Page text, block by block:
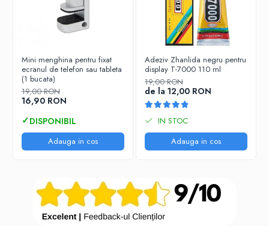
Mini menghina pentru fixat
ecranul de telefon sau tableta
(1 bucata)
19,00 RON
16,90 RON
Adauga in cos
Adeziv Zhanlida negru pentru
display T-7000 110 ml
19,00 RON
de la 12,00 RON
IN STOC
Adauga in cos